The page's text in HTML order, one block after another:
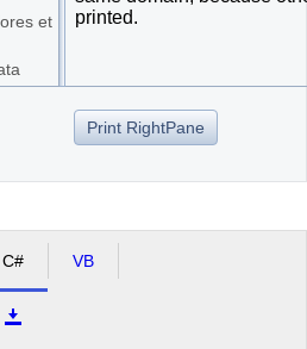
et
dolor
sit
et
eos
Print RightPane
C# VB